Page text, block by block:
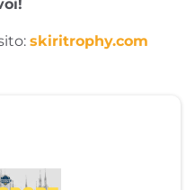
skiritrophy.com